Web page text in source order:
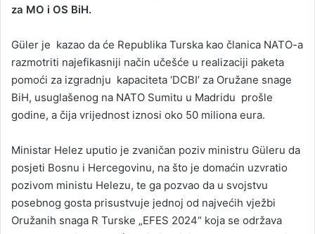
za MO i OS BiH.
Güler je kazao da će Republika Turska kao članica NATO-a
razmotriti najefikasniji način učešće u realizaciji paketa
pomoći za izgradnju kapaciteta ‘DCBI’ za Oružane snage
BiH, usuglašenog na NATO Sumitu u Madridu prošle
godine, a čija vrijednost iznosi oko 50 miliona eura.
Ministar Helez uputio je zvaničan poziv ministru Güleru da
posjeti Bosnu i Hercegovinu, na što je domaćin uzvratio
pozivom ministu Helezu, te ga pozvao da u svojstvu
posebnog gosta prisustvuje jednoj od najvećih vježbi
Oružanih snaga R Turske „EFES 2024“ koja se održava